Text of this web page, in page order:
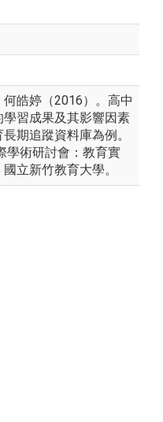
皓婷（2016）。高中
習成果及其影響因素
期追蹤資料庫為例。
學術研討會：教育實
立新竹教育大學。